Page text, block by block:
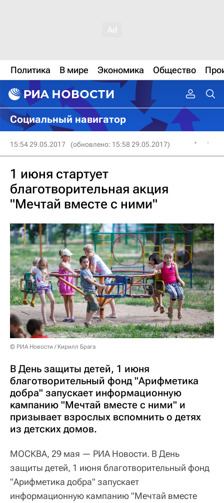
Политика В мире Экономика Общество
Социальный навигатор
15:54 29.05.2017 (обновлено: 15:58 29.05.2017)
1 июня стартует
благотворительная акция
"Мечтай вместе с ними"
© РИА Новости / Кирилл Брага
В День защиты детей, 1 июня
благотворительный фонд "Арифметика
добра" запускает информационную
кампанию "Мечтай вместе с ними" и
призывает взрослых вспомнить о детях
из детских домов.
МОСКВА, 29 мая — РИА Новости. В День
защиты детей, 1 июня благотворительный фонд
"Арифметика добра" запускает
информационную кампанию "Мечтай вместе